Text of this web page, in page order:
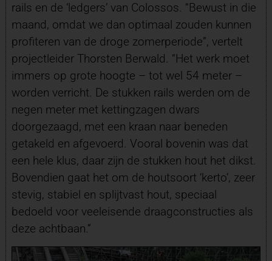
rails en de ‘ledgers’ van Colossos. “Bewust in die
maand, omdat we dan optimaal zouden kunnen
profiteren van de droge zomerperiode”, vertelt
projectleider Thorsten Berwald. “Het werk moet
immers op grote hoogte – tot wel 54 meter –
worden verricht. De stukken rails werden om de
negen meter met kettingzagen dwars
doorgezaagd, met een kraan naar beneden
getakeld en afgevoerd. Vooral bovenin was dat
een hele klus, daar zijn de stukken hout het dikst.
Bovendien gaat het om de houtsoort ‘kerto’, zeer
stevig, stabiel en splijtvast hout, speciaal
bedoeld voor veeleisende draagconstructies als
deze achtbaan.”